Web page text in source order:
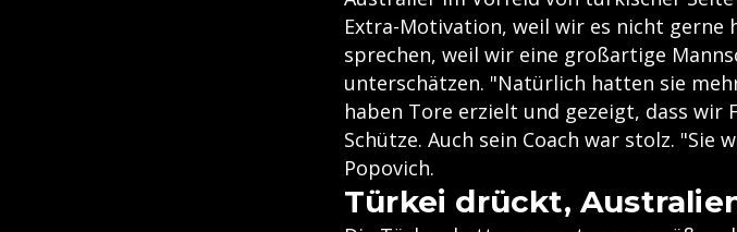
Extra-Motivation, weil wir es nicht gerne
sprechen, weil wir eine großartige
unterschätzen. "Natürlich hatten sie
haben Tore erzielt und gezeigt, dass wir
Schütze. Auch sein Coach war stolz.
Popovich.
Türkei drückt,